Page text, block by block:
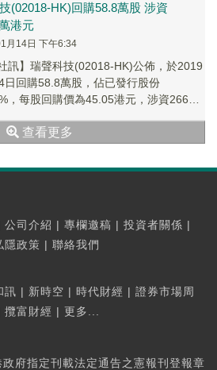
(02018-HK)回購58.8萬股 涉資
港元
月14日 下午6:34
訊】瑞聲科技(02018-HK)公佈，於2019
日回購58.8萬股，佔已發行股份
，每股回購價為45.05港元，涉資2663.7
查看更多
公司介紹 | 專欄邀稿 | 投資者關係 |
隱政策 | 聯絡我們
訊 | 新時空 | 時代財經 | 證券市場周
攬富財經 | 更多...
政府指定刊載法定通告之憲報刊登報章